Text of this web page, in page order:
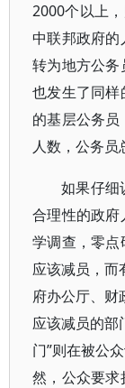
2000个以上
中联邦政府
转为地方公务
也发生了同
的基层公务
人数，公务员
如果仔细
合理性的政
学调查，零
应该减员，而
府办公厅、财
应该减员的部
门”则在被公
然，公众要